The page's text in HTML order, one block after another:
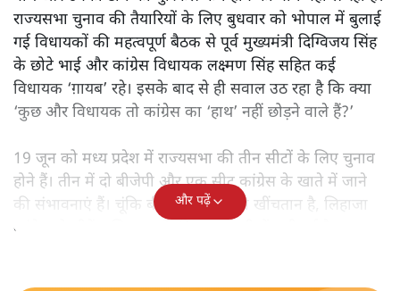
राज्यसभा चुनाव की तैयारियों के लिए बुलाई गई कांग्रेस विधायकों की
बैठक से पार्टी के कई विधायक नदारद रहे। सवाल यह है कि क्या कुछ
और विधायक पार्टी का साथ छोड़ेंगे?
मध्य प्रदेश के पूर्व मुख्यमंत्री और प्रदेश कांग्रेस के अध्यक्ष कमल